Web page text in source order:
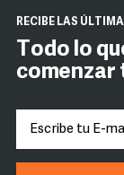
RECIBE LAS
Todo lo
comenzar